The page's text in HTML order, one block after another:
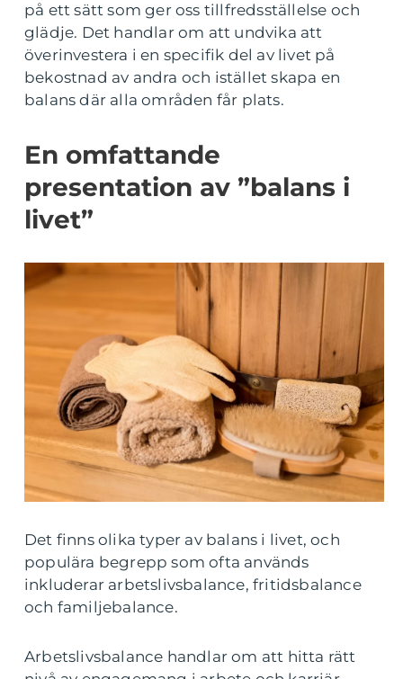
på ett sätt som ger oss tillfredsställelse och
glädje. Det handlar om att undvika att
överinvestera i en specifik del av livet på
bekostnad av andra och istället skapa en
balans där alla områden får plats.
En omfattande
presentation av ”balans i
livet”
Det finns olika typer av balans i livet, och
populära begrepp som ofta används
inkluderar arbetslivsbalance, fritidsbalance
och familjebalance.
Arbetslivsbalance handlar om att hitta rätt